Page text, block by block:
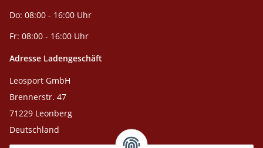
Do: 08:00 - 16:00 Uhr
Fr: 08:00 - 16:00 Uhr
Adresse Ladengeschäft
Leosport GmbH
Brennerstr. 47
71229 Leonberg
Deutschland